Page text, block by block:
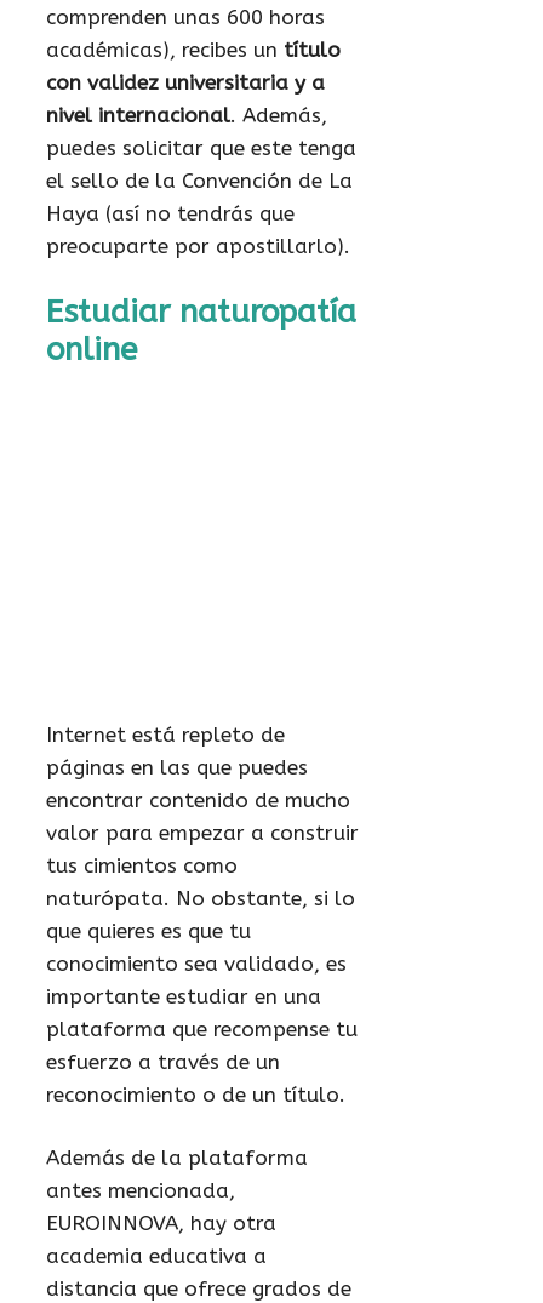
comprenden unas 600 horas
académicas), recibes un título
con validez universitaria y a
nivel internacional. Además,
puedes solicitar que este tenga
el sello de la Convención de La
Haya (así no tendrás que
preocuparte por apostillarlo).
Estudiar naturopatía
online
Internet está repleto de
páginas en las que puedes
encontrar contenido de mucho
valor para empezar a construir
tus cimientos como
naturópata. No obstante, si lo
que quieres es que tu
conocimiento sea validado, es
importante estudiar en una
plataforma que recompense tu
esfuerzo a través de un
reconocimiento o de un título.
Además de la plataforma
antes mencionada,
EUROINNOVA, hay otra
academia educativa a
distancia que ofrece grados de